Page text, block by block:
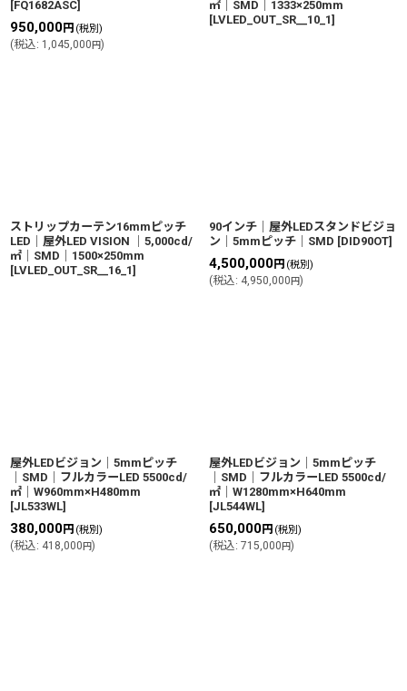
[FQ1682ASC]
950,000円 (税別)
(税込: 1,045,000円)
㎡│SMD│1333×250mm
[LVLED_OUT_SR__10_1]
ストリップカーテン16mmピッチ
LED│屋外LED VISION │5,000cd/
㎡│SMD│1500×250mm
[LVLED_OUT_SR__16_1]
90インチ│屋外LEDスタンドビジョ
ン│5mmピッチ│SMD [DID90OT]
4,500,000円 (税別)
(税込: 4,950,000円)
屋外LEDビジョン│5mmピッチ
│SMD│フルカラーLED 5500cd/
㎡│W960mm×H480mm
[JL533WL]
380,000円 (税別)
(税込: 418,000円)
屋外LEDビジョン│5mmピッチ
│SMD│フルカラーLED 5500cd/
㎡│W1280mm×H640mm
[JL544WL]
650,000円 (税別)
(税込: 715,000円)